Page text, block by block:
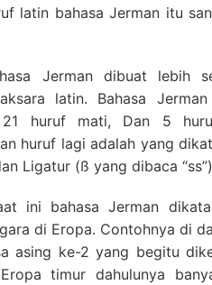
latin bahasa Jerman itu
Jerman dibuat lebih
latin. Bahasa
21 huruf mati, Dan 5
huruf lagi adalah yang
Ligatur (ß yang dibaca
ini bahasa Jerman
di Eropa. Contohnya di
asing ke-2 yang begitu
timur dahulunya